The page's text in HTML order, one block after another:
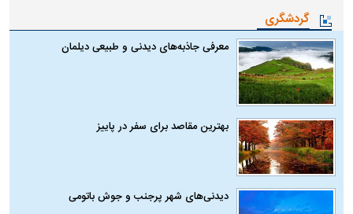
گردشگری
معرفی جاذبه‌های دیدنی و طبیعی دیلمان
بهترین مقاصد برای سفر در پاییز
دیدنی‌های شهر پرجنب و جوش باتومی